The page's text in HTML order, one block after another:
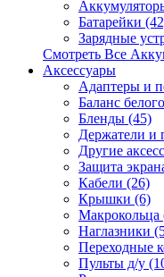
Батарейки
Зарядные
Смотреть Все
Аксессуары
Адаптеры и
Баланс
Бленды (45)
Держатели и
Другие
Защита
Кабели (26)
Крышки (6)
Макрокольца
Наглазники
Переходные
Пульты д/у